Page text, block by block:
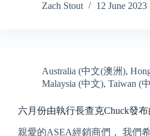
Zach Stout
12 June 2023
Australia (中文(澳洲),
Malaysia (中文), Taiwan (
六月份由執行長查克Chuck發
親愛的ASEA經銷商們， 我們